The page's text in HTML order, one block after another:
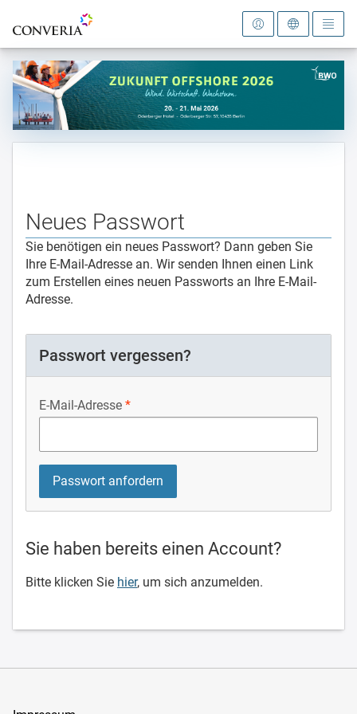
Zur Startseite
Neues Passwort
Sie benötigen ein neues Passwort? Dann geben Sie
Ihre E-Mail-Adresse an. Wir senden Ihnen einen Link
zum Erstellen eines neuen Passworts an Ihre E-Mail-
Adresse.
Passwort vergessen?
E-Mail-Adresse
Sie haben bereits einen Account?
Bitte klicken Sie hier, um sich anzumelden.